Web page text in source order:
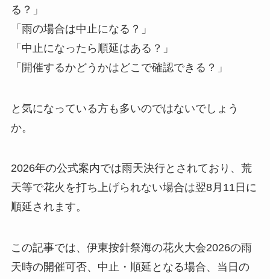
る？」
「雨の場合は中止になる？」
「中止になったら順延はある？」
「開催するかどうかはどこで確認できる？」
と気になっている方も多いのではないでしょう
か。
2026年の公式案内では雨天決行とされており、荒
天等で花火を打ち上げられない場合は翌8月11日に
順延されます。
この記事では、伊東按針祭海の花火大会2026の雨
天時の開催可否、中止・順延となる場合、当日の